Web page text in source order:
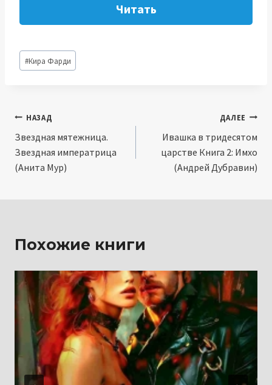
Читать
Метки
записи:
#Кира Фарди
Навигация
по
записям
НАЗАД
Звездная мятежница.
Звездная императрица
(Анита Мур)
ДАЛЕЕ
Ивашка в тридесятом
царстве Книга 2: Имхо
(Андрей Дубравин)
Похожие книги